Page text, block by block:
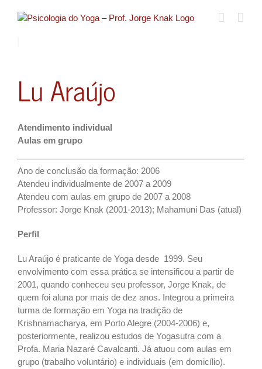
Lu Araújo
Atendimento individual
Aulas em grupo
Ano de conclusão da formação: 2006
Atendeu individualmente de 2007 a 2009
Atendeu com aulas em grupo de 2007 a 2008
Professor: Jorge Knak (2001-2013); Mahamuni Das (atual)
Perfil
Lu Araújo é praticante de Yoga desde 1999. Seu
envolvimento com essa prática se intensificou a partir de
2001, quando conheceu seu professor, Jorge Knak, de
quem foi aluna por mais de dez anos. Integrou a primeira
turma de formação em Yoga na tradição de
Krishnamacharya, em Porto Alegre (2004-2006) e,
posteriormente, realizou estudos de Yogasutra com a
Profa. Maria Nazaré Cavalcanti. Já atuou com aulas em
grupo (trabalho voluntário) e individuais (em domicílio).